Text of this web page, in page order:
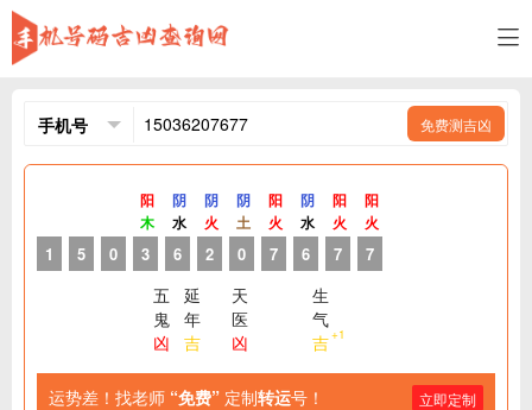
免费测吉凶
1 5 0
阳
木
3
阴
水
6
五
鬼
凶
阴
火
2
延
年
吉
阴
土
0
阳
火
7
天
医
凶
阴
水
6
阳
火
7
阳
火
7
生
气
吉+1
运势差！找老师 “免费” 定制转运号！ 立即定制